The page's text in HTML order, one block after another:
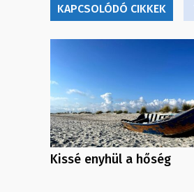
KAPCSOLÓDÓ CIKKEK
Kissé enyhül a hőség